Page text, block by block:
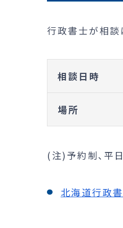
行政書士が相談
相談日時
場所
(注)予約制、平
北海道行政